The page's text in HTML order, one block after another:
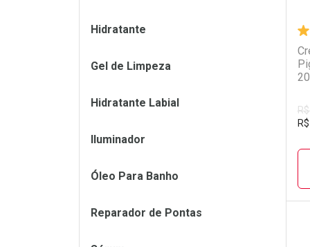
R$
Hidratante
Gel de Limpeza
Hidratante Labial
Iluminador
Óleo Para Banho
Reparador de Pontas